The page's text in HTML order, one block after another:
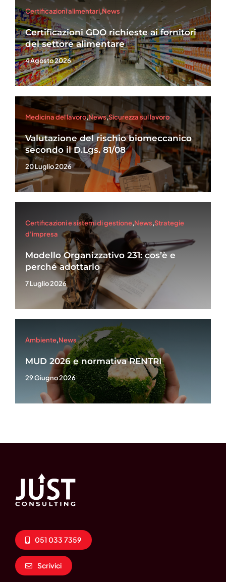
Certificazioni alimentari,News
Certificazioni GDO richieste ai fornitori
del settore alimentare
4 Agosto 2026
Medicina del lavoro,News,Sicurezza sul lavoro
Valutazione del rischio biomeccanico
secondo il D.Lgs. 81/08
20 Luglio 2026
Certificazioni e sistemi di gestione,News,Strategie
d'impresa
Modello Organizzativo 231: cos’è e
perché adottarlo
7 Luglio 2026
Ambiente,News
MUD 2026 e normativa RENTRI
29 Giugno 2026
051 033 7359
Scrivici